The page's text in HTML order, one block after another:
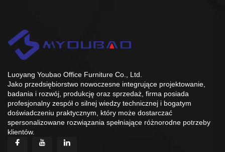
Luoyang Youbao Office Furniture Co., Ltd.
Jako przedsiębiorstwo nowoczesne integrujące projektowanie,
badania i rozwój, produkcję oraz sprzedaż, firma posiada
profesjonalny zespół o silnej wiedzy technicznej i bogatym
doświadczeniu praktycznym, który może dostarczać
spersonalizowane rozwiązania spełniające różnorodne potrzeby
klientów.